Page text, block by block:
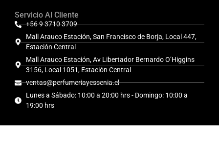
Servicio Al Cliente
+56 9 3710 3709
Mall Arauco Estación, San Francisco de Borja, Local 447,
Estación Central
Mall Arauco Estación, Av Libertador Bernardo O’Higgins
3156, Local 1051, Estación Central
ventas@perfumeriayessenia.cl
Lunes a Sábado: 10:00 a 20:00 hrs - Domingo: 10:00 a
19:00 hrs